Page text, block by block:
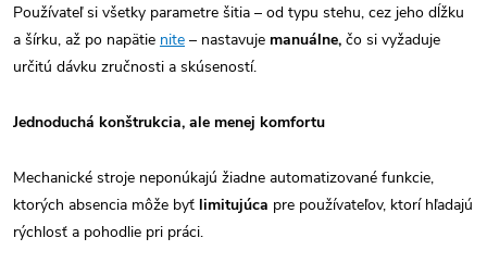
Používateľ si všetky parametre šitia – od typu stehu, cez jeho dĺžku
a šírku, až po napätie nite – nastavuje manuálne, čo si vyžaduje
určitú dávku zručnosti a skúseností.
Jednoduchá konštrukcia, ale menej komfortu
Mechanické stroje neponúkajú žiadne automatizované funkcie,
ktorých absencia môže byť limitujúca pre používateľov, ktorí hľadajú
rýchlosť a pohodlie pri práci.